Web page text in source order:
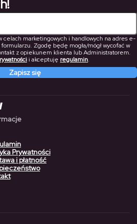
celach marketingowych i handlowych na adres e-
Zgodę będę mogła/mógł wycofać w
z opiekunem klienta lub Administratorem.
i akceptuję regulamin.
Zapisz się
Prywatności
i płatność